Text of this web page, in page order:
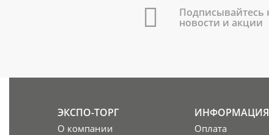
Подписывайтесь
новости и акции
ЭКСПО-ТОРГ
О компании
ИНФОРМАЦИЯ
Оплата